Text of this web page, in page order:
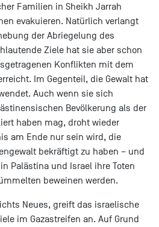
Familien in Sheikh Jarrah
evakuieren. Natürlich verlangt
der Abriegelung des
Ziele hat sie aber schon
Konflikten mit dem
Im Gegenteil, die Gewalt hat
Auch wenn sie sich
Bevölkerung als der
haben mag, droht wieder
am Ende nur sein wird, die
bekräftigt zu haben – und
Palästina und Israel ihre Toten
beweinen werden.
Neues, greift das israelische
im Gazastreifen an. Auf Grund